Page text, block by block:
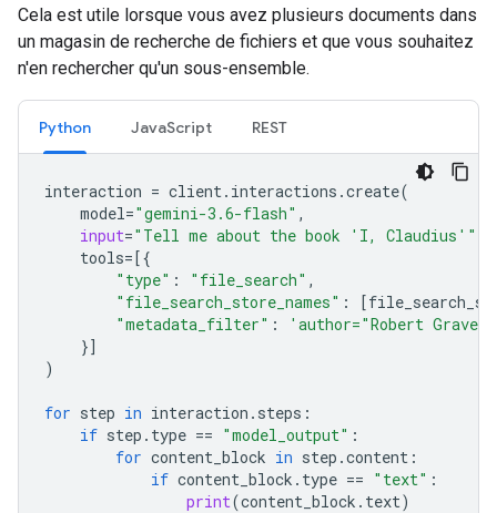
Cela est utile lorsque vous avez plusieurs documents dans
un magasin de recherche de fichiers et que vous souhaitez
n'en rechercher qu'un sous-ensemble.
Python JavaScript REST
interaction = client. interactions .create(
model="gemini-3.6-flash" ,
input="Tell me about the book 'I, Claudius'"
tools=[{
"type" : "file_search" ,
"file_search_store_names" : [
"metadata_filter" :
'author="Robert
}]
)
for step in interaction . steps :
if step . type == "model_output" :
for content_block in step .content :
if content_block . type == "text" :
print(content_block . text)